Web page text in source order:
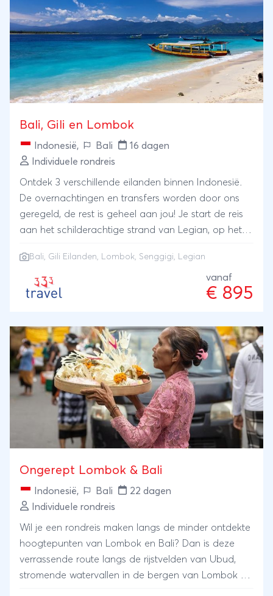
Bali, Gili en Lombok
Indonesië, Bali
16 dagen
Individuele rondreis
Ontdek 3 verschillende eilanden binnen Indonesië.
De overnachtingen en transfers worden door ons
geregeld, de rest is geheel aan jou! Je start de reis
aan het schilderachtige strand van Legian, op het
naar het voor de noordwestkust van Lombok
gelegen Gili Trawangan, gevolgd door een verblijf in
de badplaats Senggigi op Lombok.
Bali, Gili Eilanden, Lombok, Senggigi, Legian
vanaf
€ 895
Ongerept Lombok & Bali
Indonesië, Bali
22 dagen
Individuele rondreis
Wil je een rondreis maken langs de minder ontdekte
hoogtepunten van Lombok en Bali? Dan is deze
verrassende route langs de rijstvelden van Ubud,
stromende watervallen in de bergen van Lombok en